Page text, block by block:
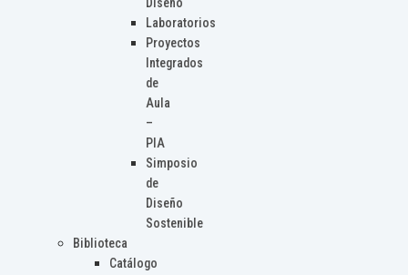
Diseño
Laboratorios
Proyectos
Integrados
de
Aula
–
PIA
Simposio
de
Diseño
Sostenible
Biblioteca
Catálogo